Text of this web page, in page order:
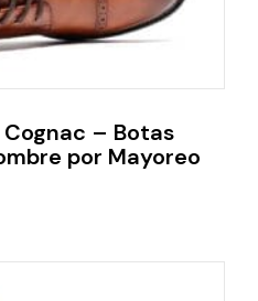
– Botas
por Mayoreo